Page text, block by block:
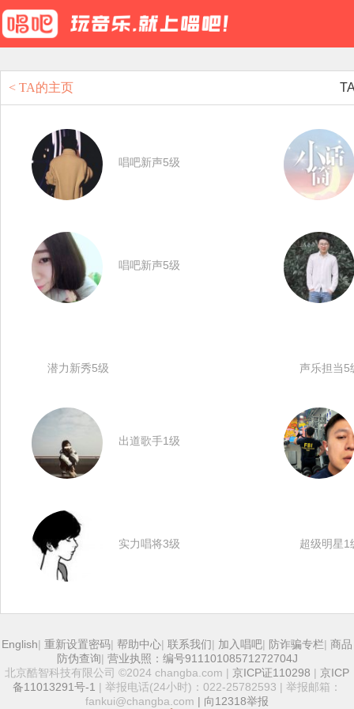
< TA的主页
唱吧新声5级
唱吧新声5级
潜力新秀5级 声乐担当5
出道歌手1级
实力唱将3级 超级明星1
English| 重新设置密码| 帮助中心| 联系我们| 加入唱吧| 防诈骗专栏| 商品
防伪查询| 营业执照：编号91110108571272704J
北京酷智科技有限公司 ©2024 changba.com | 京ICP证110298 | 京ICP
备11013291号-1 | 举报电话(24小时)：022-25782593 | 举报邮箱：
fankui@changba.com | 向12318举报